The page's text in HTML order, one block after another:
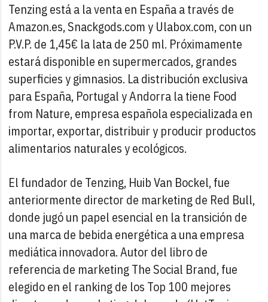
Tenzing está a la venta en España a través de
Amazon.es, Snackgods.com y Ulabox.com, con un
P.V.P. de 1,45€ la lata de 250 ml. Próximamente
estará disponible en supermercados, grandes
superficies y gimnasios. La distribución exclusiva
para España, Portugal y Andorra la tiene Food
from Nature, empresa española especializada en
importar, exportar, distribuir y producir productos
alimentarios naturales y ecológicos.
El fundador de Tenzing, Huib Van Bockel, fue
anteriormente director de marketing de Red Bull,
donde jugó un papel esencial en la transición de
una marca de bebida energética a una empresa
mediática innovadora. Autor del libro de
referencia de marketing The Social Brand, fue
elegido en el ranking de los Top 100 mejores